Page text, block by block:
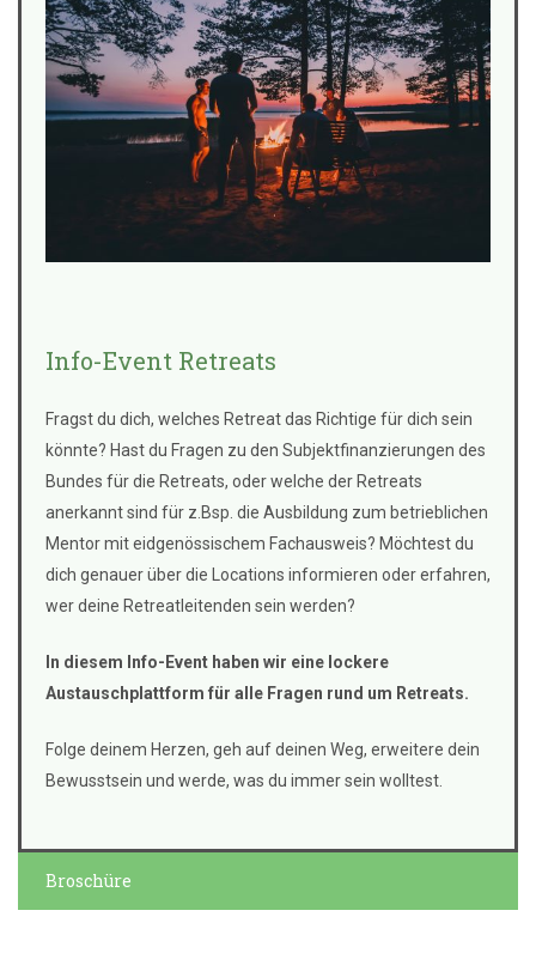
Info-Event Retreats
Fragst du dich, welches Retreat das Richtige für dich sein
könnte? Hast du Fragen zu den Subjektfinanzierungen des
Bundes für die Retreats, oder welche der Retreats
anerkannt sind für z.Bsp. die Ausbildung zum betrieblichen
Mentor mit eidgenössischem Fachausweis? Möchtest du
dich genauer über die Locations informieren oder erfahren,
wer deine Retreatleitenden sein werden?
In diesem Info-Event haben wir eine lockere
Austauschplattform für alle Fragen rund um Retreats.
Folge deinem Herzen, geh auf deinen Weg, erweitere dein
Bewusstsein und werde, was du immer sein wolltest.
Broschüre